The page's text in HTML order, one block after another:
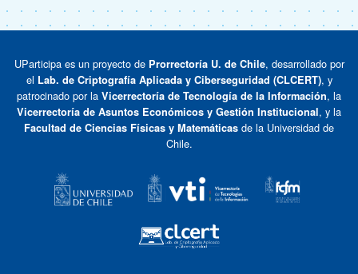
UParticipa es un proyecto deProrrectoría U. de Chile, desarrollado por
el Lab. de Criptografía Aplicada y Ciberseguridad (CLCERT), y
patrocinado por la Vicerrectoría de Tecnología de la Información, la
Vicerrectoría de Asuntos Económicos y Gestión Institucional, y la
Facultad de Ciencias Físicas y Matemáticas de la Universidad de
Chile.